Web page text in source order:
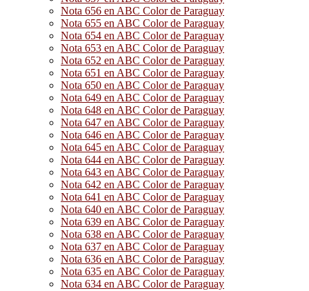
Nota 656 en ABC Color de Paraguay
Nota 655 en ABC Color de Paraguay
Nota 654 en ABC Color de Paraguay
Nota 653 en ABC Color de Paraguay
Nota 652 en ABC Color de Paraguay
Nota 651 en ABC Color de Paraguay
Nota 650 en ABC Color de Paraguay
Nota 649 en ABC Color de Paraguay
Nota 648 en ABC Color de Paraguay
Nota 647 en ABC Color de Paraguay
Nota 646 en ABC Color de Paraguay
Nota 645 en ABC Color de Paraguay
Nota 644 en ABC Color de Paraguay
Nota 643 en ABC Color de Paraguay
Nota 642 en ABC Color de Paraguay
Nota 641 en ABC Color de Paraguay
Nota 640 en ABC Color de Paraguay
Nota 639 en ABC Color de Paraguay
Nota 638 en ABC Color de Paraguay
Nota 637 en ABC Color de Paraguay
Nota 636 en ABC Color de Paraguay
Nota 635 en ABC Color de Paraguay
Nota 634 en ABC Color de Paraguay